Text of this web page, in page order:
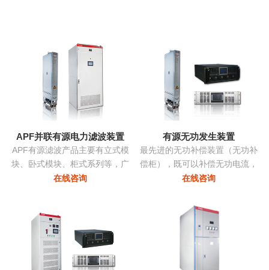
APF并联有源电力滤波装置
APF有源滤波产品主要有立式模
块、卧式模块、柜式系列等，广
泛应用多种负载产生的谐波。
在线咨询
有源无功发生装置
最先进的无功补偿装置（无功补
偿柜），既可以补偿无功电流，
亦可补偿谐波电流，改善三相不
制系统振荡...
在线咨询